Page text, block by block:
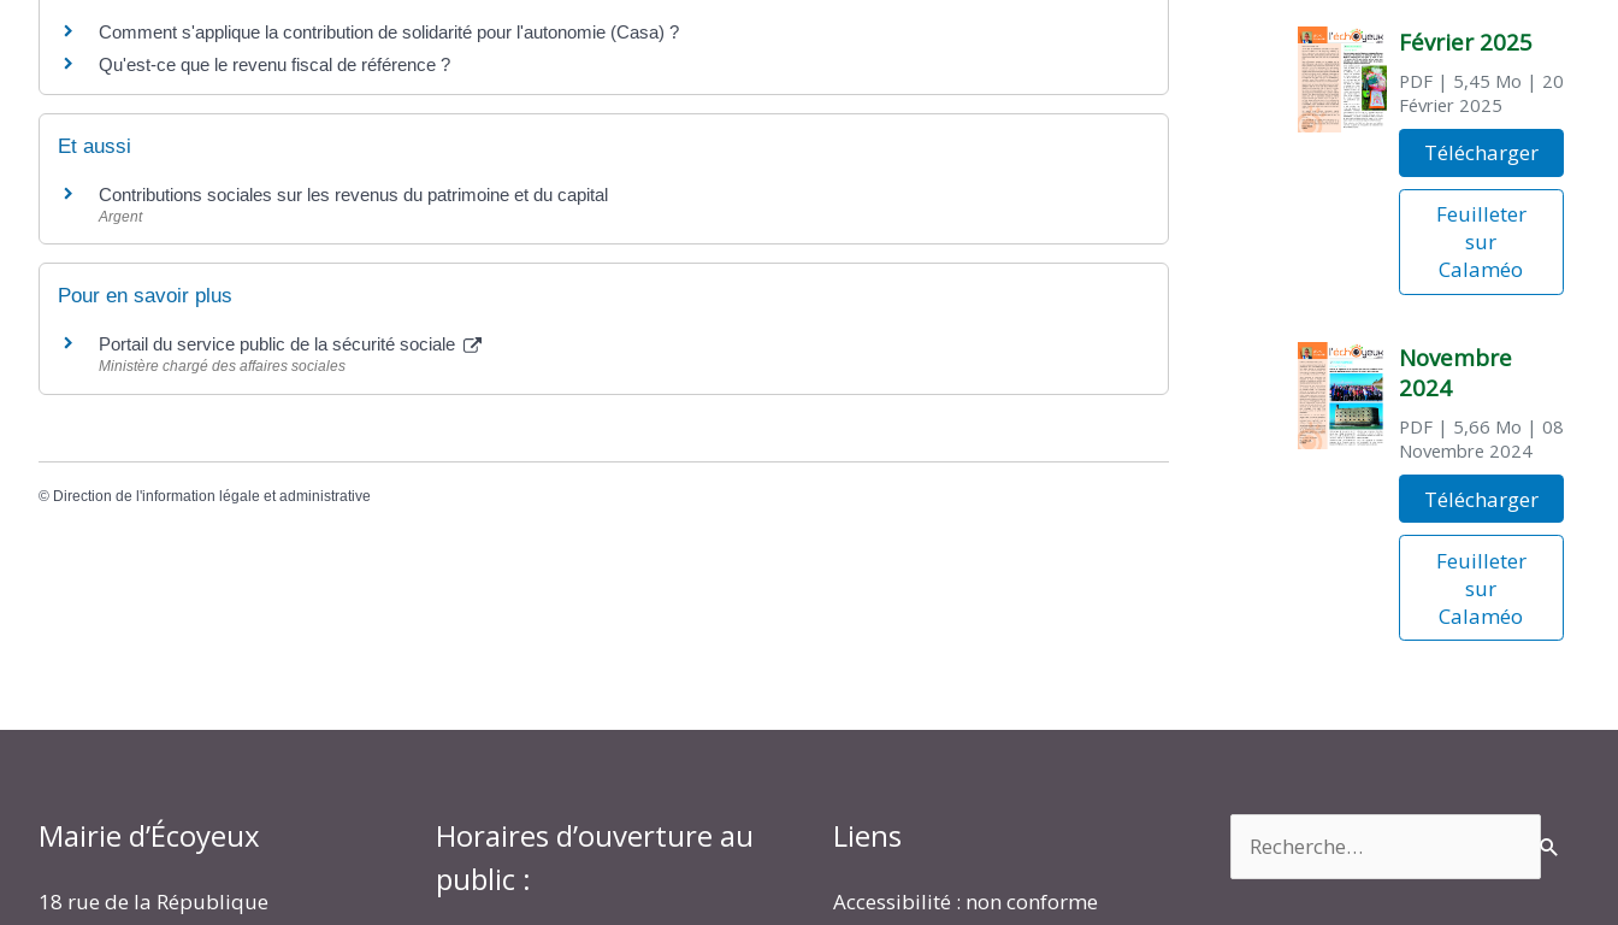
Comment s'applique la contribution de solidarité pour l'autonomie (Casa) ?
Qu'est-ce que le revenu fiscal de référence ?
Et aussi
Contributions sociales sur les revenus du patrimoine et du capital
Argent
Pour en savoir plus
Portail du service public de la sécurité sociale
Ministère chargé des affaires sociales
© Direction de l'information légale et administrative
Février 2025
PDF| 5,45 Mo | 20
Février 2025
Télécharger
Feuilleter
sur
Calaméo
Novembre
2024
PDF| 5,66 Mo | 08
Novembre 2024
Télécharger
Feuilleter
sur
Calaméo
Mairie d’Écoyeux
18 rue de la République
Horaires d’ouverture au
public :
Liens
Accessibilité : non conforme